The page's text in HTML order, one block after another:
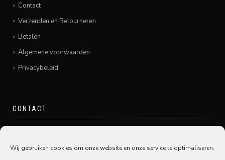
Wij gebruiken cookies om onze website en onze service te optimaliseren.
Contact
Verzenden en Retourneren
Betalen
Algemene voorwaarden
Privacybeleid
CONTACT
Grote Spuistraat 20